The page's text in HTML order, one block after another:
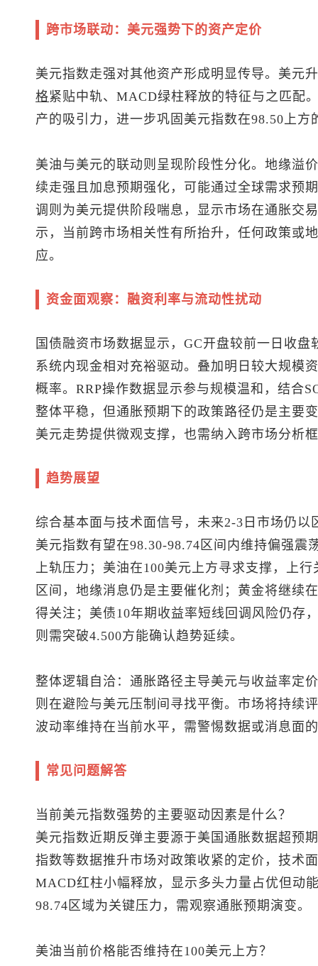
跨市场联动：美元强势下的资产定价
美元指数走强对其他资产形成明显传导。美元
格紧贴中轨、MACD绿柱释放的特征与之匹配
产的吸引力，进一步巩固 美元指数在98.50上方
美油与美元的联动则呈现阶段性分化。地缘溢
续走强且加息预期强化，可能通过全球需求预
调则为美元提供阶段喘息，显示市场在通胀交
示，当前跨市场相关性有所抬升，任何政策或
应。
资金面观察：融资利率与流动性扰动
国债融资市场数据显示，GC开盘较前一日收
系统内现金相对充裕驱动。叠加明日较大规模
概率。RRP操作数据显示参与规模温和，结合
整体平稳，但通胀预期下的政策路径仍是主要
美元走势提供微观支撑，也需纳入跨市场分析
趋势展望
综合基本面与技术面信号，未来2-3日市场仍
美元指数有望在98.30-98.74区间内维持偏强震
上轨压力；美油在100美元上方寻求支撑，上
区间，地缘消息仍是主要催化剂；黄金将继续
得关注；美债10年期收益率短线回调风险仍存
则需突破4.500方能确认趋势延续。
整体逻辑自洽：通胀路径主导美元与收益率定
则在避险与美元压制间寻找平衡。市场将持续
波动率维持在当前水平，需警惕数据或消息面
常见问题解答
当前美元指数强势的主要驱动因素是什么？
美元指数近期反弹主要源于美国通胀数据超预
指数等数据推升市场对政策收紧的定价，技术
MACD红柱小幅释放，显示多头力量占优但动
98.74区域为关键压力，需观察通胀预期演变。
美油当前价格能否维持在100美元上方？